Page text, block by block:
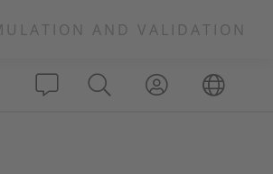
AND VALIDATION